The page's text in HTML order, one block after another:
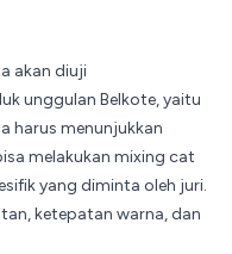
akan diuji
unggulan Belkote, yaitu
harus menunjukkan
melakukan mixing cat
yang diminta oleh juri.
ketepatan warna, dan